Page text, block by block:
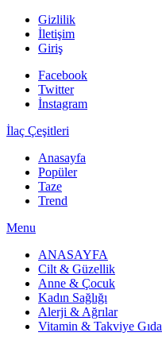
Gizlilik
İletişim
Giriş
Facebook
Twitter
İnstagram
İlaç Çeşitleri
Anasayfa
Popüler
Taze
Trend
Menu
ANASAYFA
Cilt & Güzellik
Anne & Çocuk
Kadın Sağlığı
Alerji & Ağrılar
Vitamin & Takviye Gıda